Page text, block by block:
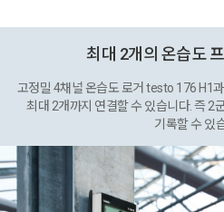
최대 2개의 온습도
고정밀 4채널 온습도 로거 testo 176 H1
최대 2개까지 연결할 수 있습니다. 즉 2
기록할 수 있